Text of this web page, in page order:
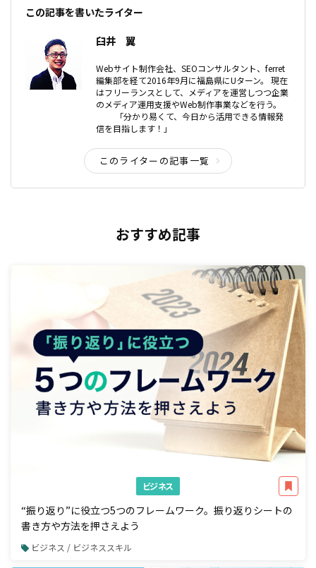
この記事を書いたライター
臼井 翼
Webサイト制作会社、SEOコンサルタント、ferret
編集部を経て2016年9月に福島県にUターン。 現在
はフリーランスとして、メディアを運営しつつ企業
のメディア運用支援やWeb制作事業などを行う。
「分かり易くて、今日から活用できる情報発
信を目指します！」
このライターの記事一覧
おすすめ記事
ビジネス
“振り返り”に役立つ5つのフレームワーク。振り返りシートの
書き方や方法を押さえよう
ビジネス / ビジネススキル